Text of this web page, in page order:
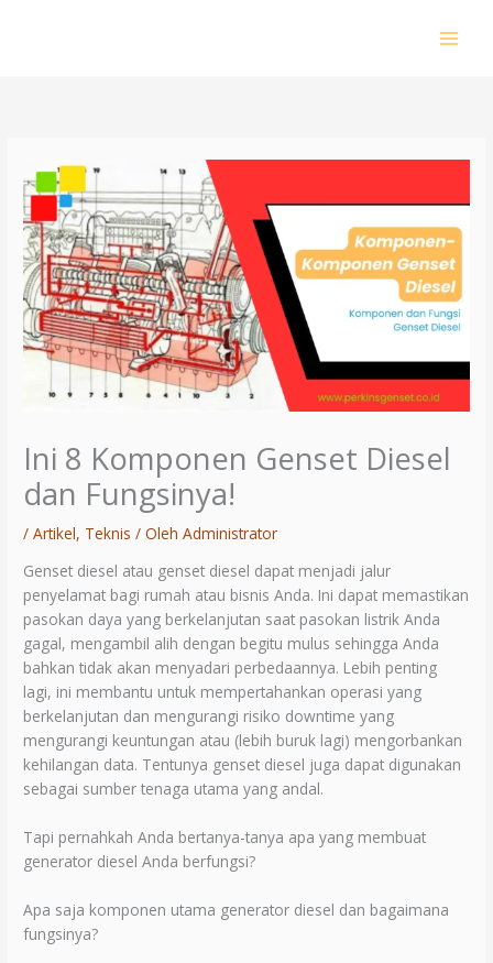
Ini 8 Komponen Genset Diesel
dan Fungsinya!
/Artikel, Teknis / OlehAdministrator
Genset diesel atau genset diesel dapat menjadi jalur
penyelamat bagi rumah atau bisnis Anda. Ini dapat memastikan
pasokan daya yang berkelanjutan saat pasokan listrik Anda
gagal, mengambil alih dengan begitu mulus sehingga Anda
bahkan tidak akan menyadari perbedaannya. Lebih penting
lagi, ini membantu untuk mempertahankan operasi yang
berkelanjutan dan mengurangi risiko downtime yang
mengurangi keuntungan atau (lebih buruk lagi) mengorbankan
kehilangan data. Tentunya genset diesel juga dapat digunakan
sebagai sumber tenaga utama yang andal.
Tapi pernahkah Anda bertanya-tanya apa yang membuat
generator diesel Anda berfungsi?
Apa saja komponen utama generator diesel dan bagaimana
fungsinya?